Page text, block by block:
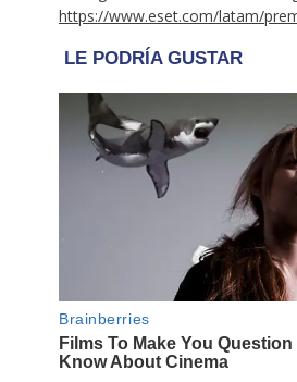
https://www.eset.com/latam/